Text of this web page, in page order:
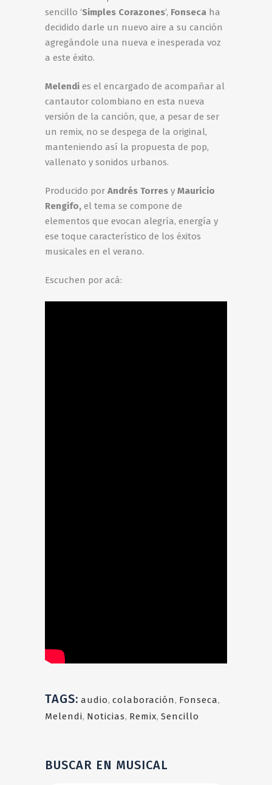
sencillo ‘Simples Corazones‘, Fonseca ha
decidido darle un nuevo aire a su canción
agregándole una nueva e inesperada voz
a este éxito.
Melendi es el encargado de acompañar al
cantautor colombiano en esta nueva
versión de la canción, que, a pesar de ser
un remix, no se despega de la original,
manteniendo así la propuesta de pop,
vallenato y sonidos urbanos.
Producido por Andrés Torres y Mauricio
Rengifo, el tema se compone de
elementos que evocan alegría, energía y
ese toque característico de los éxitos
musicales en el verano.
Escuchen por acá:
TAGS: audio, colaboración, Fonseca,
Melendi, Noticias, Remix, Sencillo
BUSCAR EN MUSICAL